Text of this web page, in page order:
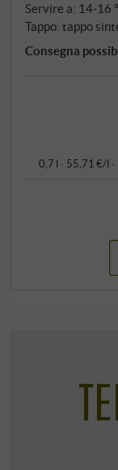
Servire a: 14‑16
Tappo: tappo
Consegna
0,7 l · 55,71 €/l ·